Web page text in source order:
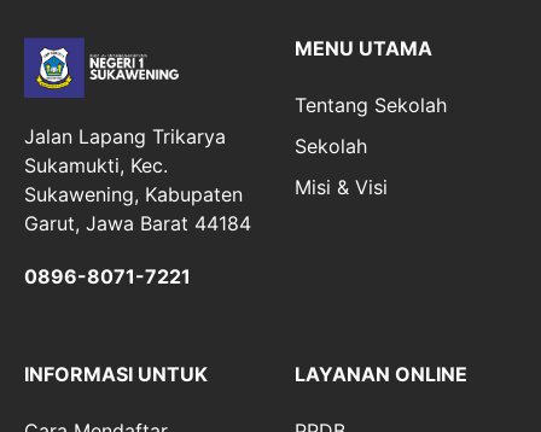
Jalan Lapang Trikarya
Sukamukti, Kec.
Sukawening, Kabupaten
Garut, Jawa Barat 44184
0896-8071-7221
MENU UTAMA
Tentang Sekolah
Sekolah
Misi & Visi
INFORMASI UNTUK LAYANAN ONLINE